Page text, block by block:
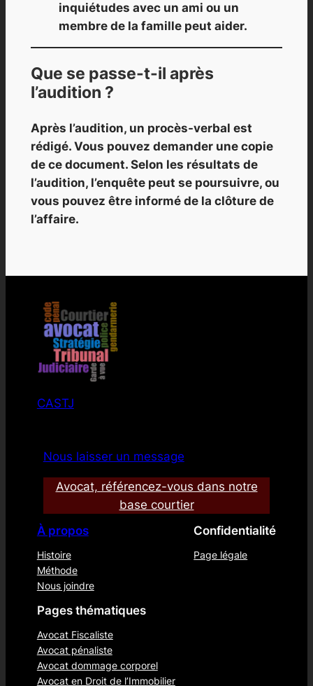
inquiétudes avec un ami ou un
membre de la famille peut aider.
Que se passe-t-il après
l’audition ?
Après l’audition, un procès-verbal est
rédigé. Vous pouvez demander une copie
de ce document. Selon les résultats de
l’audition, l’enquête peut se poursuivre, ou
vous pouvez être informé de la clôture de
l’affaire.
CASTJ
Nous laisser un message
Avocat, référencez-vous dans notre
base courtier
À propos
Histoire
Méthode
Nous joindre
Confidentialité
Page légale
Pages thématiques
Avocat Fiscaliste
Avocat pénaliste
Avocat dommage corporel
Avocat en Droit de l’Immobilier